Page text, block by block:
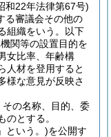
和22年法律第67号)
る審議会その他の
組織をいう。以下
関等の設置目的を
女比率、年齢構
人材を登用すると
様な意見が反映さ
の名称、目的、委
のとする。
という。)を公開す